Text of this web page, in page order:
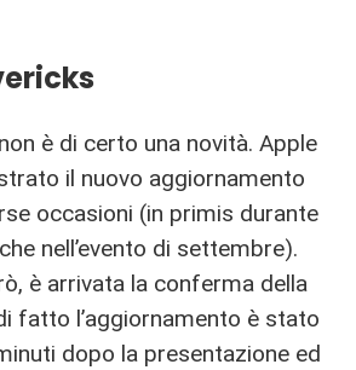
è di certo una novità. Apple
il nuovo aggiornamento
occasioni (in primis durante
nell’evento di settembre).
è arrivata la conferma della
fatto l’aggiornamento è stato
dopo la presentazione ed